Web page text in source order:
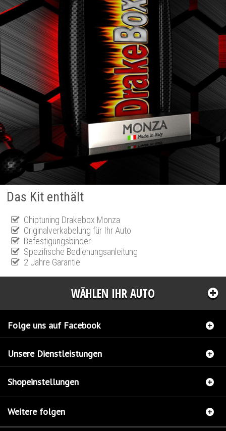
Das Kit enthält
Chiptuning Drakebox Monza
Originalverkabelung für Ihr Auto
Befestigungsbinder
Spezifische Bedienungsanleitung
2 Jahre Garantie
WÄHLEN IHR AUTO
Folge uns auf Facebook
Unsere Dienstleistungen
Shopeinstellungen
Weitere folgen